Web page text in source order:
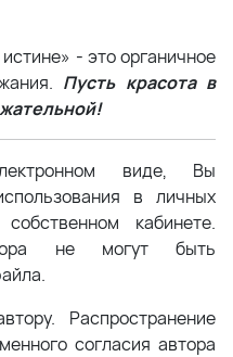
- это органичное
Пусть красота в
виде, Вы
в личных
кабинете.
не могут быть
Распространение
согласия автора